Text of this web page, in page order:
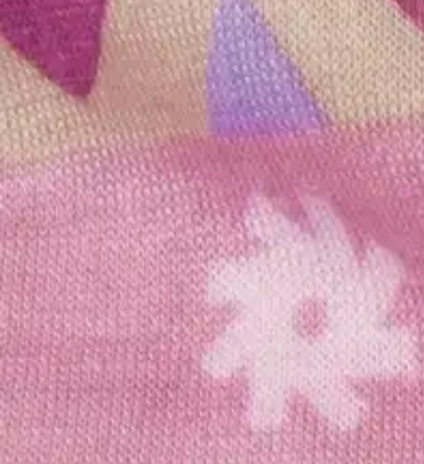
Asiakasomistaja-alennus -15 %
Alennus-40 %
Avaa kuva suurempana
Avaa kuva suurempana
Avaa kuva suurempana
Avaa kuva suurempana
Avaa kuva suurempana
Avaa kuva suurempana